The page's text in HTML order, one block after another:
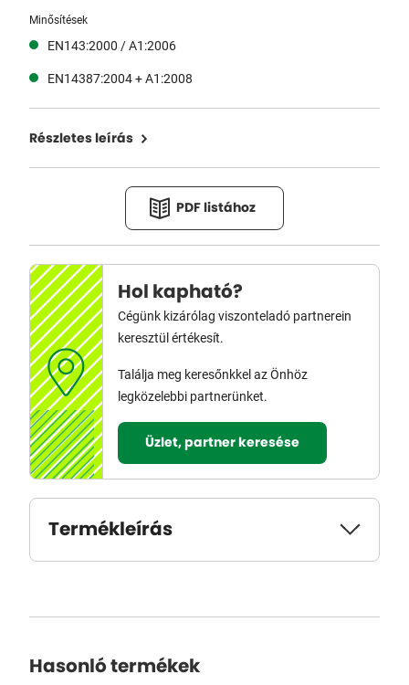
Minősítések
EN143:2000 / A1:2006
EN14387:2004 + A1:2008
Részletes leírás
PDF listához
Hol kapható?
Cégünk kizárólag viszonteladó partnerein
keresztül értékesít.
Találja meg keresőnkkel az Önhöz
legközelebbi partnerünket.
Üzlet, partner keresése
Termékleírás
Hasonló termékek